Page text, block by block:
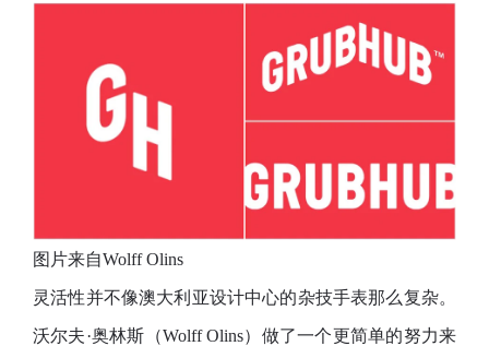
图片来自Wolff Olins
灵活性并不像澳大利亚设计中心的杂技手表那么复杂。
沃尔夫·奥林斯（Wolff Olins）做了一个更简单的努力来